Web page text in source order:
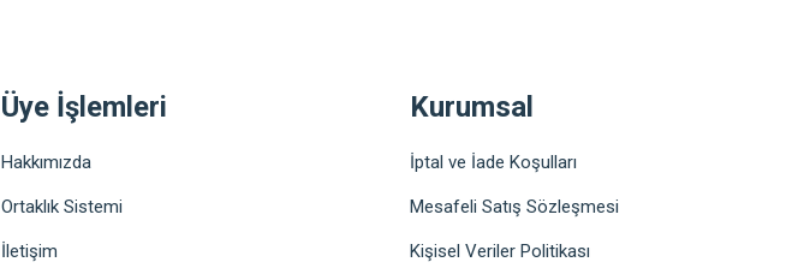
Üye İşlemleri
Hakkımızda
Ortaklık Sistemi
İletişim
Kurumsal
İptal ve İade Koşulları
Mesafeli Satış Sözleşmesi
Kişisel Veriler Politikası